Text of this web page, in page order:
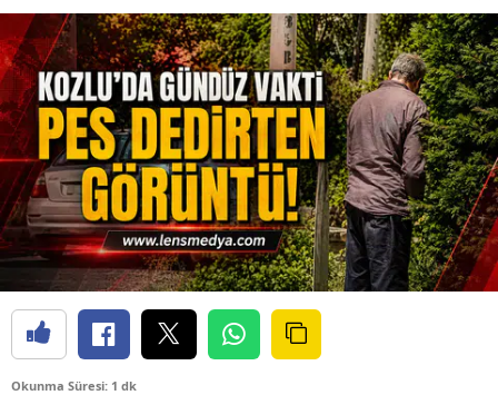
Okunma Süresi: 1 dk